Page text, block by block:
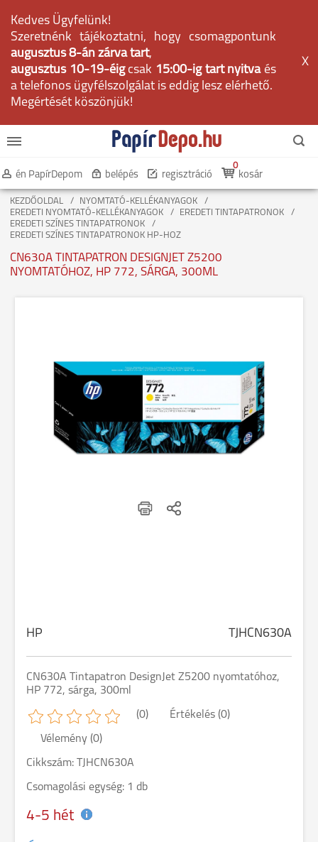
Kedves Ügyfelünk!
Szeretnénk tájékoztatni, hogy csomagpontunk
augusztus 8-án zárva tart,
augusztus 10-19-éig csak 15:00-ig tart nyitvaés
a telefonos ügyfélszolgálat is eddig lesz elérhető.
Megértését köszönjük!
X
én PapírDepom belépés regisztráció kosár
0
KEZDŐOLDAL
NYOMTATÓ-KELLÉKANYAGOK
EREDETI NYOMTATÓ-KELLÉKANYAGOK
EREDETI TINTAPATRONOK
EREDETI SZÍNES TINTAPATRONOK
EREDETI SZÍNES TINTAPATRONOK HP-HOZ
CN630A TINTAPATRON DESIGNJET Z5200
NYOMTATÓHOZ, HP 772, SÁRGA, 300ML
HP TJHCN630A
CN630A Tintapatron DesignJet Z5200 nyomtatóhoz,
HP 772, sárga, 300ml
(0) Értékelés (0)
Vélemény (0)
Cikkszám: TJHCN630A
Csomagolási egység: 1 db
4-5 hét